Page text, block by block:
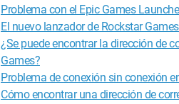
Problema con el Epic Games
El nuevo lanzador de Rockstar
¿Se puede encontrar la dirección de
Games?
Problema de conexión sin conexión
Cómo encontrar una dirección de